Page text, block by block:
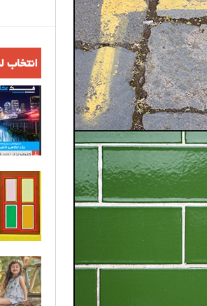
انتخاب